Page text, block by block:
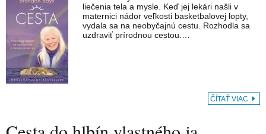
liečenia tela a mysle. Keď jej lekári našli v
maternici nádor veľkosti basketbalovej lopty,
vydala sa na neobyčajnú cestu. Rozhodla sa
uzdraviť prírodnou cestou.…
ČÍTAŤ VIAC